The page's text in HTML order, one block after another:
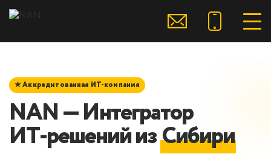
NAN agency –
★ Аккредитованная ИТ-компания
NAN — Интегратор
ИТ‑решений изСибири